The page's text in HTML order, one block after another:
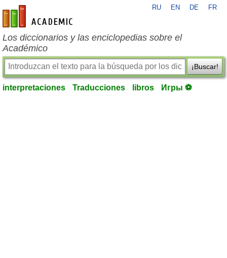
es-academic.com
RU EN DE FR
Los diccionarios y las enciclopedias sobre el
Académico
¡Buscar!
interpretaciones Traducciones libros Игры ⚽